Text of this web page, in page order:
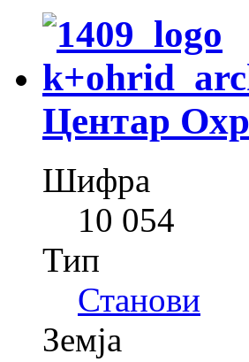
Центар
Шифра
10 054
Тип
Станови
Земја